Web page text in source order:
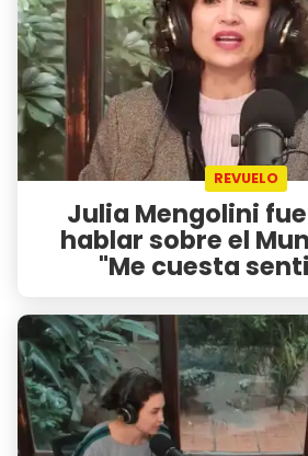
REVUELO
Julia Mengolini
hablar sobre el
"Me cuesta